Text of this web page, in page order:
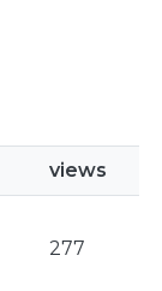
views
277